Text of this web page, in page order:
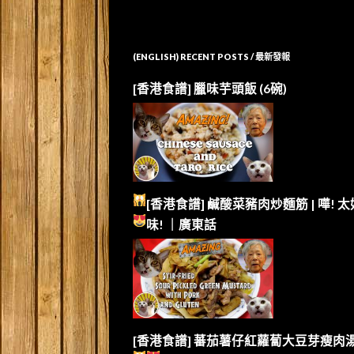
(ENGLISH) RECENT POSTS / 最新發報
[香港食譜] 臘味芋頭飯 (6碗)
[香港食譜] 鹹酸菜豬肉炒麵筋 | 嘩! 太
味!
｜廣東話
[香港食譜] 蕃茄薯仔紅蘿蔔大豆芽瘦肉